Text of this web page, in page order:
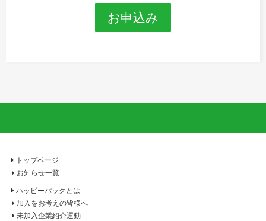
お申込み
トップページ
お知らせ一覧
ハッピーパックとは
加入をお考えの皆様へ
未加入企業紹介運動